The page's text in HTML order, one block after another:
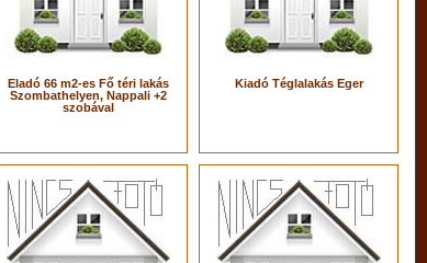
Eladó 66 m2-es Fő téri lakás
Szombathelyen, Nappali +2
szobával
Kiadó Téglalakás Eger